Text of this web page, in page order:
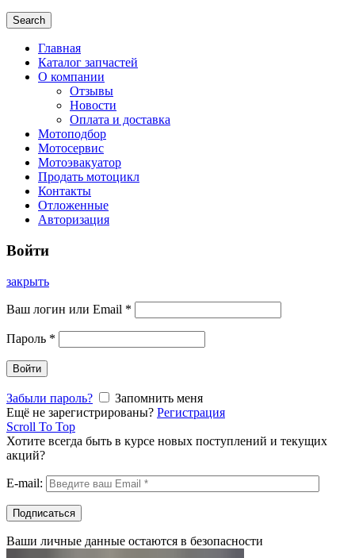
Search
Главная
Каталог запчастей
О компании
Отзывы
Новости
Оплата и доставка
Мотоподбор
Мотосервис
Мотоэвакуатор
Продать мотоцикл
Контакты
Отложенные
Авторизация
Войти
закрыть
Ваш логин или Email *
Пароль *
Войти
Забыли пароль?
Запомнить меня
Ещё не зарегистрированы? Регистрация
Scroll To Top
Хотите всегда быть в курсе новых поступлений и текущих
акций?
E-mail:
Ваши личные данные остаются в безопасности